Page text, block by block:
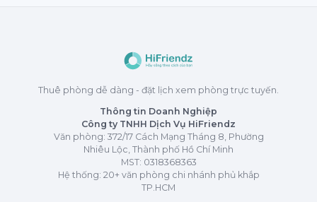
Thuê phòng dễ dàng - đặt lịch xem phòng trực tuyến.
Thông tin Doanh Nghiệp
Công ty TNHH Dịch Vụ HiFriendz
Văn phòng: 372/17 Cách Mạng Tháng 8, Phường
Nhiêu Lộc, Thành phố Hồ Chí Minh
MST: 0318368363
Hệ thống: 20+ văn phòng chi nhánh phủ khắp
TP.HCM